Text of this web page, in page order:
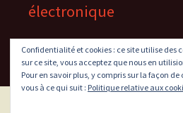
électronique
Confidentialité et cookies : ce site utilise des
sur ce site, vous acceptez que nous en
Pour en savoir plus, y compris sur la façon
vous à ce qui suit : Politique relative aux